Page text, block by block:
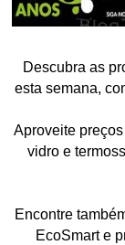
Descubra as
esta semana,
Aproveite
vidro e
Encontre
EcoSmart e